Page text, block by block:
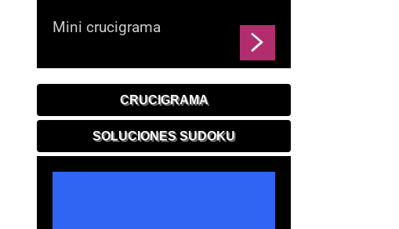
Mini crucigrama
CRUCIGRAMA
SOLUCIONES SUDOKU